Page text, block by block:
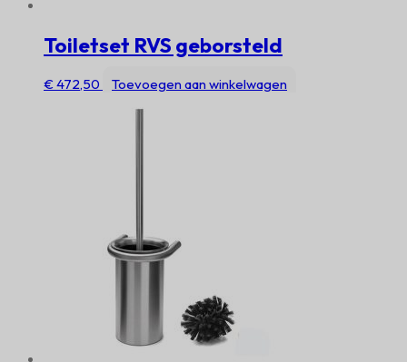
Toiletset RVS geborsteld
€472,50 Toevoegen aan winkelwagen